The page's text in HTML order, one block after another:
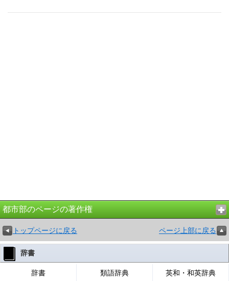
都市部のページの著作権
トップページに戻る ページ上部に戻る
辞書
辞書 類語辞典 英和・和英辞典